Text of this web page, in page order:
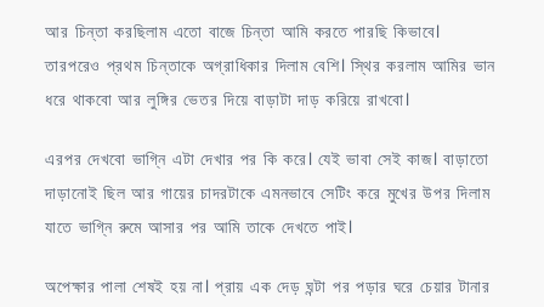
আর চিন্তা করছিলাম এতো বাজে চিন্তা আমি করতে পারছি কিভাবে।
তারপরেও প্রথম চিন্তাকে অগ্রাধিকার দিলাম বেশি। স্থির করলাম আমির ভান
ধরে থাকবো আর লুঙ্গির ভেতর দিয়ে বাড়াটা দাড় করিয়ে রাখবো।
এরপর দেখবো ভাগ্নি এটা দেখার পর কি করে। যেই ভাবা সেই কাজ। বাড়াতো
দাড়ানোই ছিল আর গায়ের চাদরটাকে এমনভাবে সেটিং করে মুখের উপর দিলাম
যাতে ভাগ্নি রুমে আসার পর আমি তাকে দেখতে পাই।
অপেক্ষার পালা শেষই হয় না। প্রায় এক দেড় ঘন্টা পর পড়ার ঘরে চেয়ার টানার